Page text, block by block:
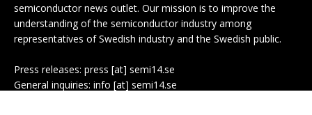
semiconductor news outlet. Our mission is to improve the
understanding of the semiconductor industry among
representatives of Swedish industry and the Swedish public.
Press releases: press [at] semi14.se
General inquiries: info [at] semi14.se